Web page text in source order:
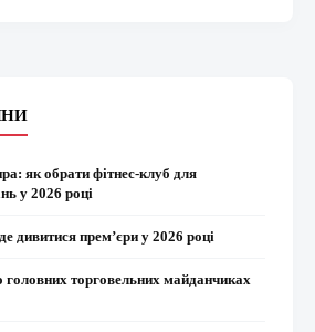
як обрати фітнес-клуб для
у 2026 році
дивитися прем’єри у 2026 році
головних торговельних майданчиках